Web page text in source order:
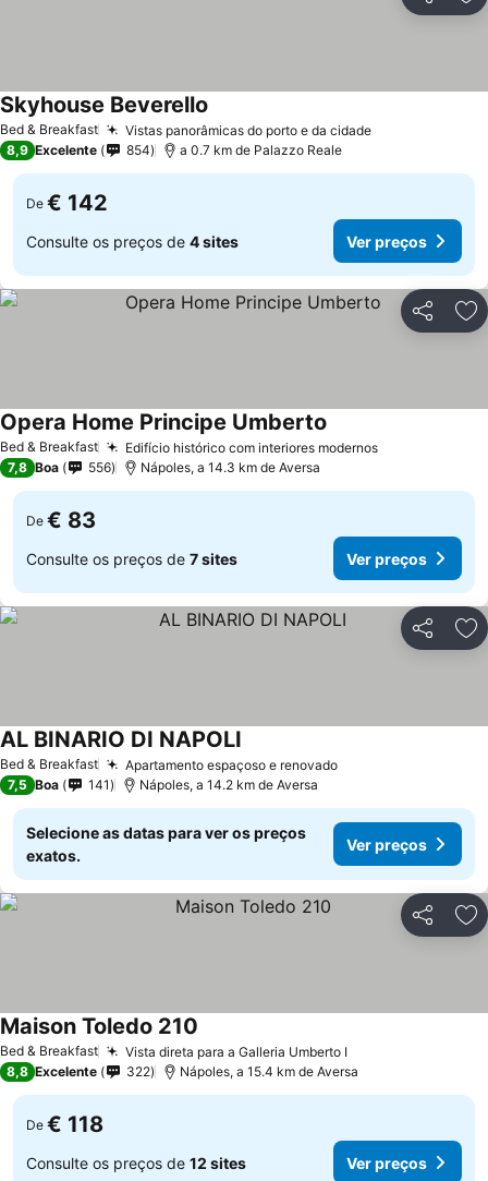
Bed & Breakfast Vistas panorâmicas do porto e da cidade
Skyhouse Beverello
8,9 Excelente 854 a 0.7 km de Palazzo Reale
De € 142
Consulte os preços de 4 sites Ver preços
Partilhar
Bed & Breakfast Edifício histórico com interiores modernos
Opera Home Principe Umberto
7,8 Boa 556 Nápoles, a 14.3 km de Aversa
De € 83
Consulte os preços de 7 sites Ver preços
Partilhar
Bed & Breakfast Apartamento espaçoso e renovado
AL BINARIO DI NAPOLI
7,5 Boa 141 Nápoles, a 14.2 km de Aversa
Selecione as datas para ver os preços
exatos.
Ver preços
Partilhar
Bed & Breakfast Vista direta para a Galleria Umberto I
Maison Toledo 210
8,8 Excelente 322 Nápoles, a 15.4 km de Aversa
De € 118
Consulte os preços de 12 sites Ver preços